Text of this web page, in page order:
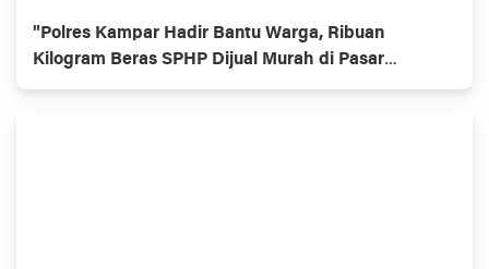
"Polres Kampar Hadir Bantu Warga, Ribuan
Kilogram Beras SPHP Dijual Murah di Pasar
Ramayana Bangkinang dan Polsek Kampar!"